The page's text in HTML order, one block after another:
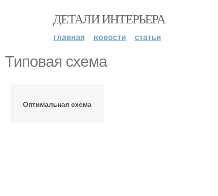
ДЕТАЛИ ИНТЕРЬЕРА
главная новости статьи
Типовая схема
Оптимальная схема